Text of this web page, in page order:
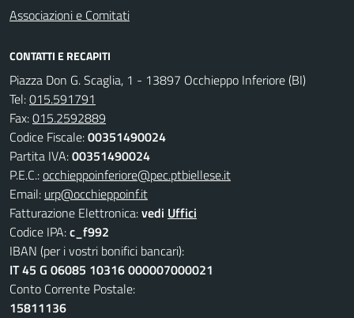
Associazioni e Comitati
CONTATTI E RECAPITI
Piazza Don G. Scaglia, 1 - 13897 Occhieppo Inferiore (BI)
Tel:015.591791
Fax:015.2592889
Codice Fiscale:00351490024
Partita IVA:00351490024
P.E.C.:occhieppoinferiore@pec.ptbiellese.it
Email: urp@occhieppoinf.it
Fatturazione Elettronica:vedi Uffici
Codice IPA:c_f992
IBAN (per i vostri bonifici bancari):
IT 45 G 06085 10316 000007000021
Conto Corrente Postale:
15811136